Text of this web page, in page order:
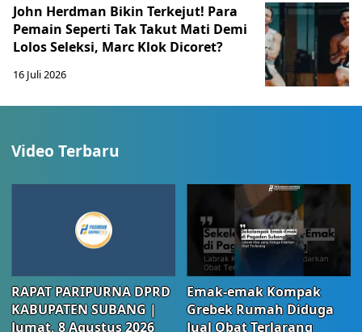
John Herdman Bikin Terkejut! Para
Pemain Seperti Tak Takut Mati Demi
Lolos Seleksi, Marc Klok Dicoret?
16 Juli 2026
Video Terbaru
RAPAT PARIPURNA DPRD
KABUPATEN SUBANG |
Jumat, 8 Agustus 2026
Emak-emak Kompak
Grebek Rumah Diduga
Jual Obat Terlarang